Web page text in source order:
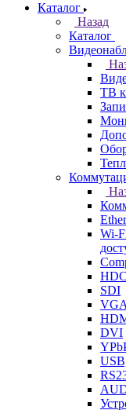
Каталог
Назад
Каталог
ТВ
Wi-
SDI
VGA
DVI